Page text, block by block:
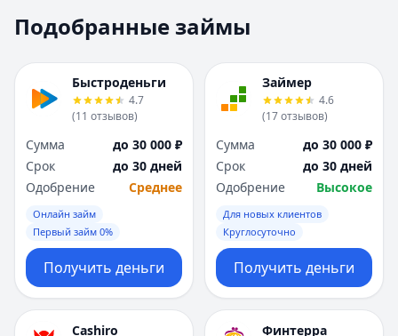
Набережные Челны
Нижний Новгород
Новокузнецк
Новосибирск
Оренбург
П
Пенза
Пермь
Р
Ростов-на-Дону
Рязань
Набережные
Нижний Новгород
Новокузнецк
Новосибирск
Оренбург
П
Пенза
Пермь
Р
Ростов-на-Дону
Рязань
Подобранные займы
Быстроденьги
4.7
(11 отзывов)
Сумма
до 30 000 ₽
Срок
до 30 дней
Одобрение
Среднее
Онлайн займ
Первый займ 0%
Получить деньги
Займер
4.6
(17отзывов)
Сумма
до 30 000 ₽
Срок
до 30 дней
Одобрение
Высокое
Для новых клиентов
Круглосуточно
Получить деньги
Cashiro Финтерра